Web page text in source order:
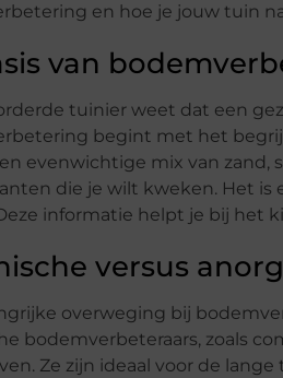
en hoe je jouw tuin
van
tuinier weet dat een
begint met het
evenwichtige mix van zand,
die je wilt kweken. Het
informatie helpt je bij het
versus
overweging bij
bodemverbeteraars, zoals
Ze zijn ideaal voor de